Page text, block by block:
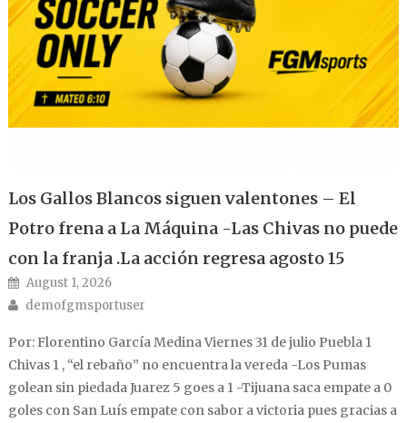
Los Gallos Blancos siguen valentones – El
Potro frena a La Máquina -Las Chivas no puede
con la franja .La acción regresa agosto 15
Posted on
August 1, 2026
Author
demofgmsportuser
Por: Florentino García Medina Viernes 31 de julio Puebla 1
Chivas 1 , “el rebaño” no encuentra la vereda -Los Pumas
golean sin piedada Juarez 5 goes a 1 -Tijuana saca empate a 0
goles con San Luís empate con sabor a victoria pues gracias a